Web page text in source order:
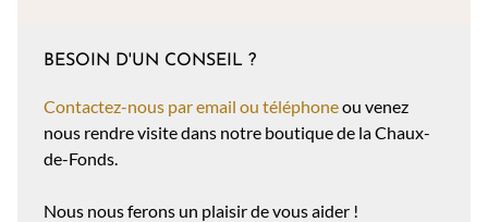
BESOIN D'UN CONSEIL ?
Contactez-nous par email ou téléphoneou venez
nous rendre visite dans notre boutique de la Chaux-
de-Fonds.
Nous nous ferons un plaisir de vous aider !